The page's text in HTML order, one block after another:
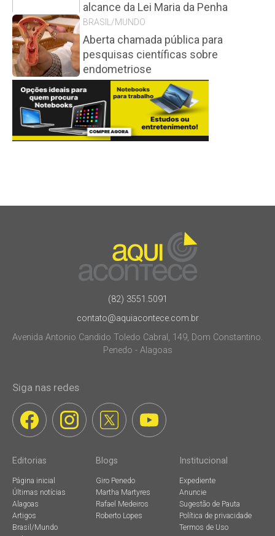
alcance da Lei Maria da Penha
BRASIL/MUNDO
Aberta chamada pública para
pesquisas científicas sobre
endometriose
(82) 3551.5091
contato@aquiacontece.com.br
Avenida Antonio Candido Toledo Cabral, 149, Dom Constantino.
Penedo - Alagoas
Siga nas redes
Editorias
Página inicial
Últimas notícias
Alagoas
Artigos
Brasil/Mundo
Blogs
Giro Penedo
Martha Martyres
Rafael Medeiros
Roberto Lopes
Institucional
Expediente
Anuncie
Sugestão de Pauta
Política de privacidade
Termos de Uso